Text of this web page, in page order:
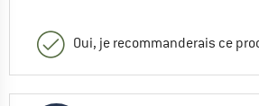
Oui, je recommanderais ce